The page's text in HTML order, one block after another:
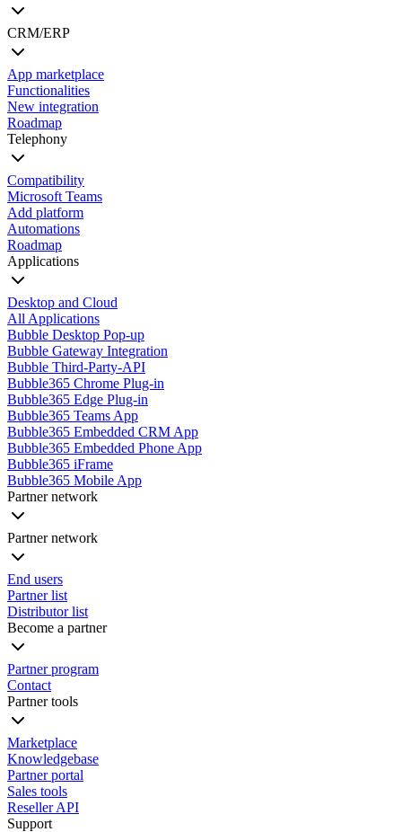
CRM/ERP
App marketplace
Functionalities
New integration
Roadmap
Telephony
Compatibility
Microsoft Teams
Add platform
Automations
Roadmap
Applications
Desktop and Cloud
All Applications
Bubble Desktop Pop-up
Bubble Gateway Integration
Bubble Third-Party-API
Bubble365 Chrome Plug-in
Bubble365 Edge Plug-in
Bubble365 Teams App
Bubble365 Embedded CRM App
Bubble365 Embedded Phone App
Bubble365 iFrame
Bubble365 Mobile App
Partner network
Partner network
End users
Partner list
Distributor list
Become a partner
Partner program
Contact
Partner tools
Marketplace
Knowledgebase
Partner portal
Sales tools
Reseller API
Support